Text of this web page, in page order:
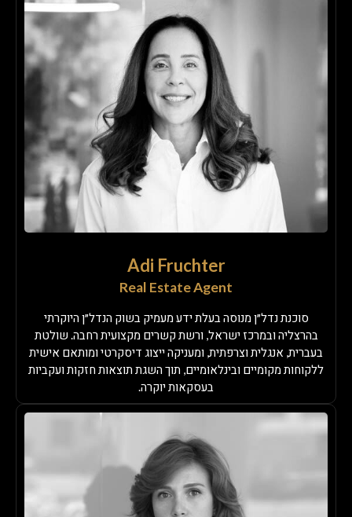
Adi Fruchter
Real Estate Agent
סוכנת נדל״ן מנוסה בעלת ידע מעמיק בשוק הנדל״ן היוקרתי
בהרצליה ובמרכז ישראל, ורשת קשרים מקצועית רחבה. שולטת
בעברית, אנגלית וצרפתית, ומעניקה ייצוג דיסקרטי ומותאם אישית
ללקוחות מקומיים ובינלאומיים, תוך השגת תוצאות חזקות ועקביות
בעסקאות יוקרה.